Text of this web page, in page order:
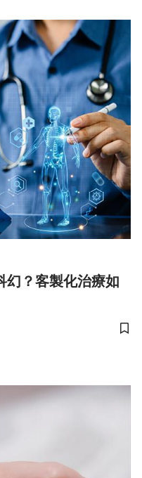
幻？客製化治療如
儲